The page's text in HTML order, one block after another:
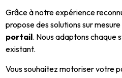
Grâce à notre expérience
propose des solutions sur
portail. Nous adaptons chaque
existant.
Vous souhaitez motoriser votre